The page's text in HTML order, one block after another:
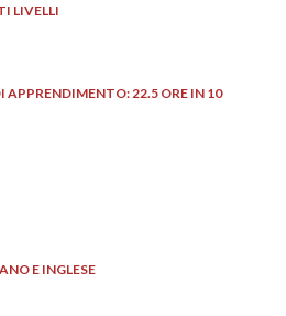
LIVELLI
APPRENDIMENTO: 22.5 ORE IN 10
E INGLESE